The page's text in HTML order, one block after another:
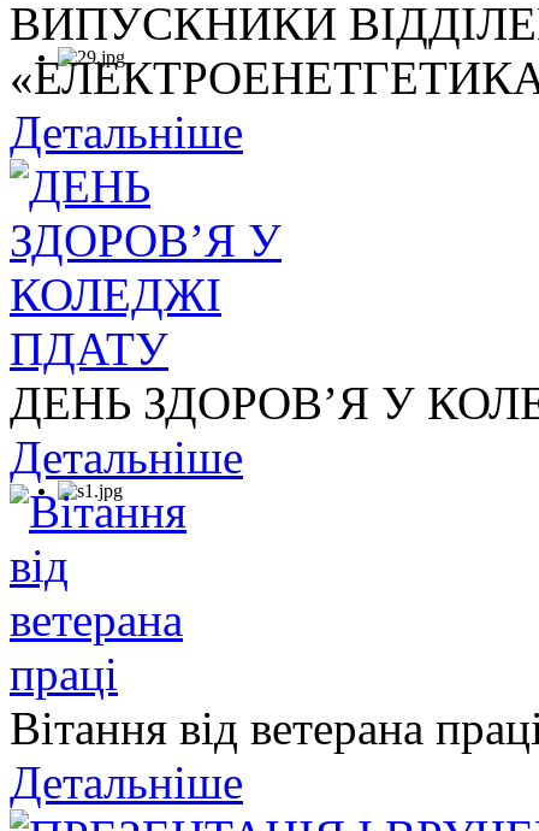
ВИПУСКНИКИ
Детальніше
ДЕНЬ ЗДОРОВ’Я У
Детальніше
Вітання від ветерана
Детальніше